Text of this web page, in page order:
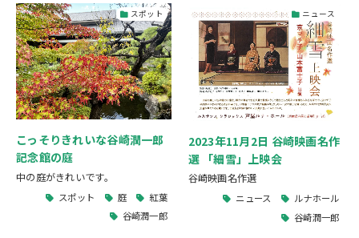
スポット
こっそりきれいな谷崎潤一郎
記念館の庭
中の庭がきれいです。
スポット 庭
紅葉
谷崎潤一郎
ニュース
2023年11月2日 谷崎映画名作
選 「細雪」上映会
谷崎映画名作選
ニュース
ルナホール
谷崎潤一郎